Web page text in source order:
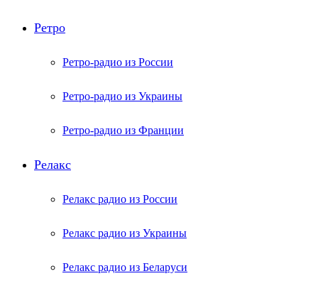
Ретро
Ретро-радио из России
Ретро-радио из Украины
Ретро-радио из Франции
Релакс
Релакс радио из России
Релакс радио из Украины
Релакс радио из Беларуси